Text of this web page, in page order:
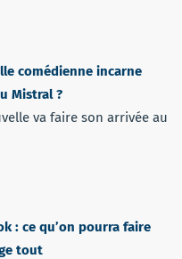
comédienne incarne
Mistral ?
va faire son arrivée au
: ce qu’on pourra faire
tout